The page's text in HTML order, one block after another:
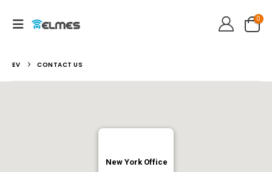
0
EV CONTACT US
New York Office